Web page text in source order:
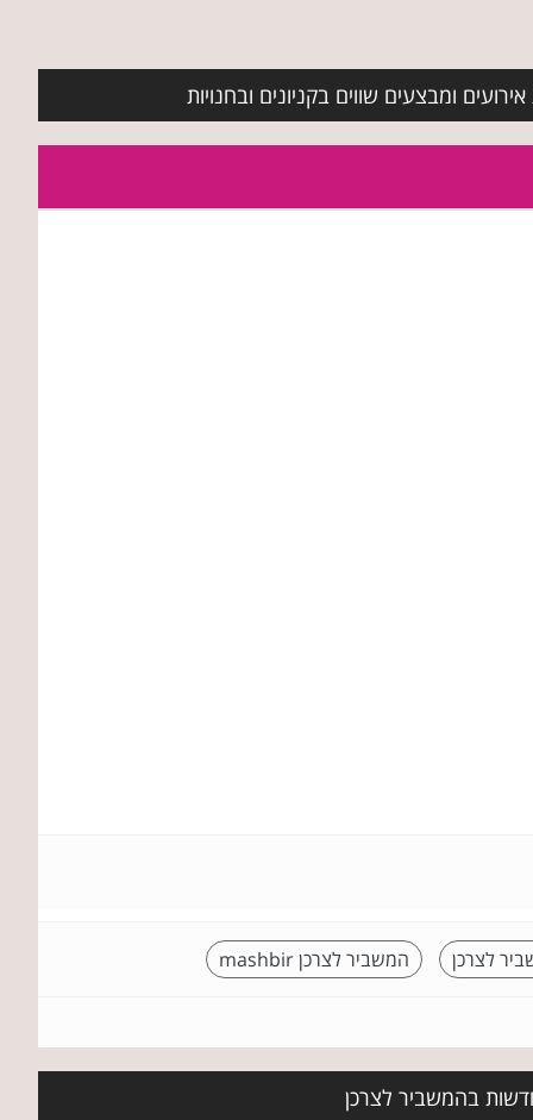
ומבצעים שווים בקניונים ובחנויות
לצרכן המשביר לצרכן mashbir
בהמשביר לצרכן